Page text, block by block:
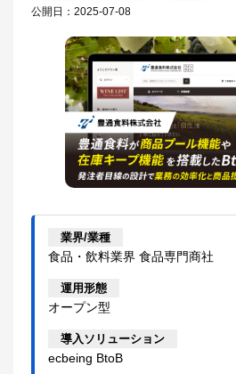
公開日： 2025-07-08
業界/業種
食品・飲料業界 食品専門商社
運用形態
オープン型
導入ソリューション
ecbeing BtoB